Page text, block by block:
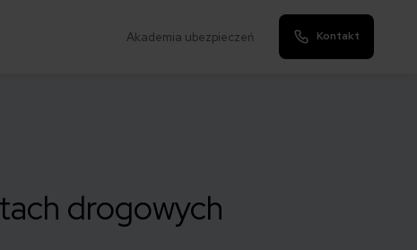
Akademia ubezpieczeń Kontakt
drogowych